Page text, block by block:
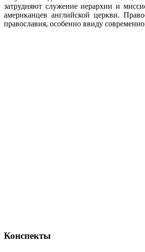
затрудняют служение иерархии и
американцев английской церкви.
православия, особенно ввиду
Конспекты